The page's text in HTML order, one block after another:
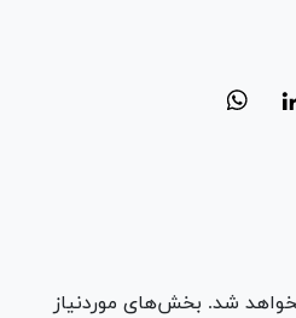
شد. بخش‌های موردنیاز